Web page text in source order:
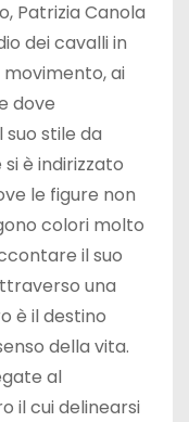
Patrizia Canola
dei cavalli in
ai
dove
stile da
è indirizzato
le figure non
colori molto
il suo
una
è il destino
della vita.
al
il cui delinearsi